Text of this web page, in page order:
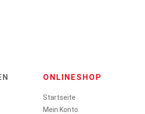
ONLINESHOP
Startseite
Mein Konto